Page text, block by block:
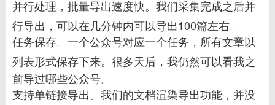
并行处理，批量导出速度快。我们采集完成之后并
行导出，可以在几分钟内可以导出100篇左右。
任务保存。一个公众号对应一个任务，所有文章以
列表形式保存下来。很多天后，我仍然可以看我之
前导过哪些公众号。
支持单链接导出。我们的文档渲染导出功能，并没